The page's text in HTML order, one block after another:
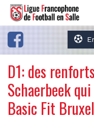
D1: des
Schaerbeek
Basic Fit